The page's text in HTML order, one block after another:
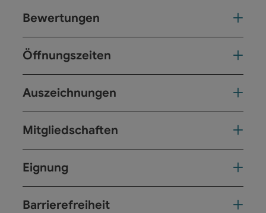
Bewertungen
Öffnungszeiten
Auszeichnungen
Mitgliedschaften
Eignung
Barrierefreiheit